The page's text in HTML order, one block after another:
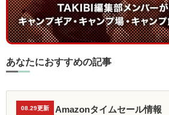
あなたにおすすめの記事
08.29更新 Amazonタイムセール情報